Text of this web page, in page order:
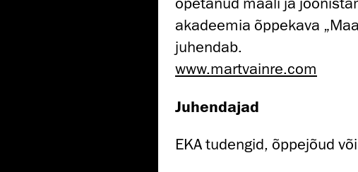
akadeemia õppekava
juhendab.
www.martvainre.com
Juhendajad
EKA tudengid, õppejõud